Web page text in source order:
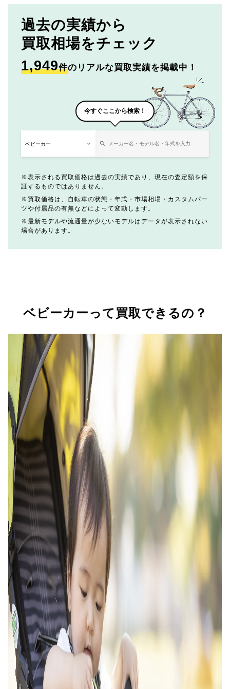
過去の実績から
買取相場をチェック
1,949件のリアルな買取実績を掲載中！
今すぐここから検索！
表示される買取価格は過去の実績であり、現在の査定額を保
証するものではありません。
買取価格は、自転車の状態・年式・市場相場・カスタムパー
ツや付属品の有無などによって変動します。
最新モデルや流通量が少ないモデルはデータが表示されない
場合があります。
ベビーカーって買取できるの？